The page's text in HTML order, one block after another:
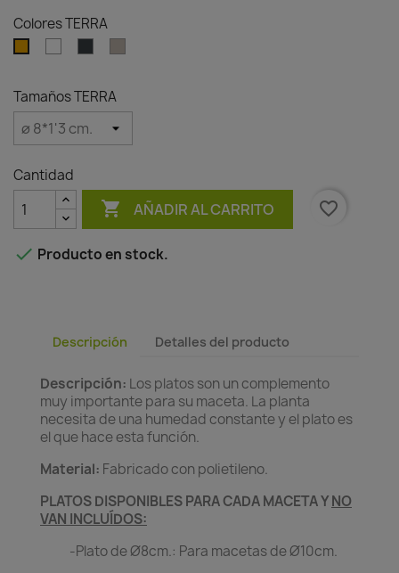
Colores TERRA
Tamaños TERRA
Cantidad
 AÑADIR AL CARRITO favorite_border
 Producto en stock.
Descripción Detalles del producto
Descripción: Los platos son un complemento
muy importante para su maceta. La planta
necesita de una humedad constante y el plato es
el que hace esta función.
Material: Fabricado con polietileno.
PLATOS DISPONIBLES PARA CADA MACETA YNO
VAN INCLUÍDOS:
-Plato de Ø8cm.: Para macetas de Ø10cm.